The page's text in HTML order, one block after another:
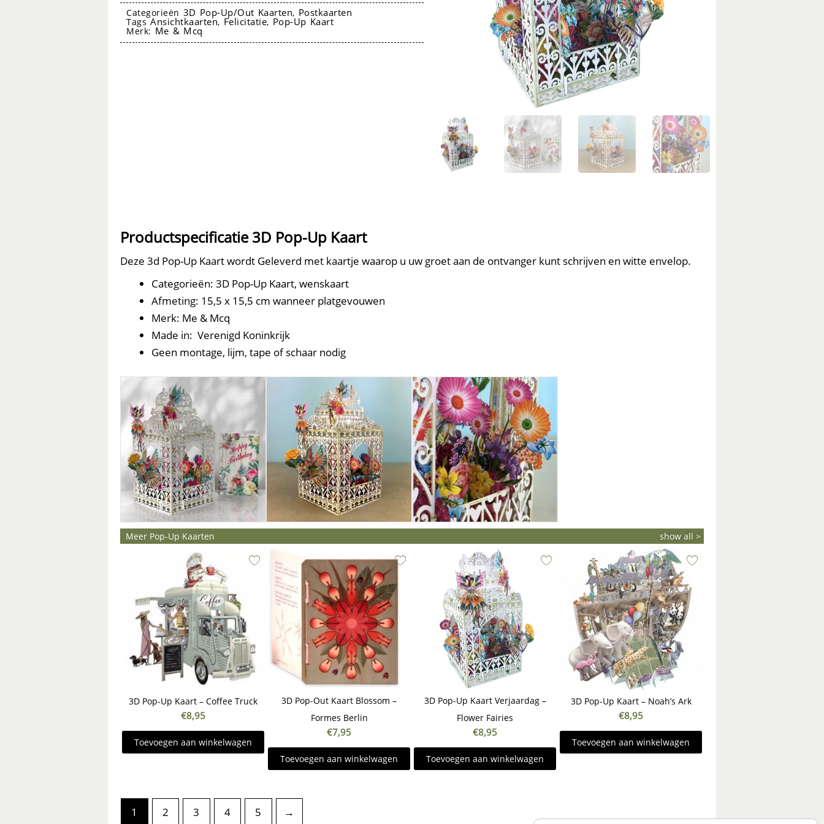
Up
Kaart
Verjaardag
Categorieën 3D Pop-Up/Out Kaarten, Postkaarten
Tags Ansichtkaarten, Felicitatie, Pop-Up Kaart
Merk: Me & Mcq
Productspecificatie 3D Pop-Up Kaart
Deze 3d Pop-Up Kaart wordt Geleverd met kaartje waarop u uw groet aan de ontvanger kunt schrijven en witte envelop.
Categorieën: 3D Pop-Up Kaart, wenskaart
Afmeting: 15,5 x 15,5 cm wanneer platgevouwen
Merk: Me & Mcq
Made in: Verenigd Koninkrijk
Geen montage, lijm, tape of schaar nodig
Meer Pop-Up Kaarten show all >
3D Pop-Up Kaart – Coffee Truck
€8,95
Toevoegen aan winkelwagen
3D Pop-Out Kaart Blossom –
Formes Berlin
€7,95
Toevoegen aan winkelwagen
3D Pop-Up Kaart Verjaardag –
Flower Fairies
€8,95
Toevoegen aan winkelwagen
3D Pop-Up Kaart – Noah’s Ark
€8,95
Toevoegen aan winkelwagen
1 2 3 4 5 →